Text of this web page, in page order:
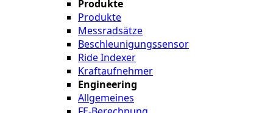
Produkte
Produkte
Messradsätze
Beschleunigungssensor
Ride Indexer
Kraftaufnehmer
Engineering
Allgemeines